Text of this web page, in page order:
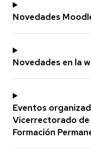
Novedades
Novedades en la
Eventos
Vicerrectorado de
Formación